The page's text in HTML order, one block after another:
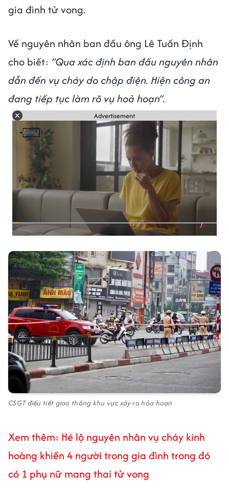
gia đình tử vong.
Về nguyên nhân ban đầu ông Lê Tuấn Định
cho biết: “Qua xác định ban đầu nguyên nhân
dẫn đến vụ cháy do chập điện. Hiện công an
đang tiếp tục làm rõ vụ hoả hoạn”.
Advertisement
CSGT điều tiết giao thông khu vực xảy ra hỏa hoạn
Xem thêm: Hé lộ nguyên nhân vụ cháy kinh
hoàng khiến 4 người trong gia đình trong đó
có 1 phụ nữ mang thai tử vong